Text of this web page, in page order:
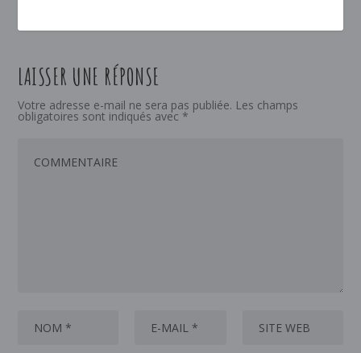
LAISSER UNE RÉPONSE
Votre adresse e-mail ne sera pas publiée. Les champs
obligatoires sont indiqués avec *